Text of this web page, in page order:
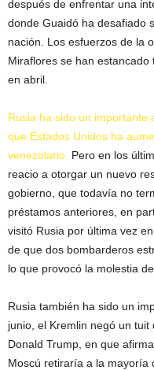
después de enfrentar una
donde Guaidó ha desafiado
nación. Los esfuerzos de la
Miraflores se han
en abril.
Rusia ha sido un importante
que Estados Unidos ha
venezolano. Pero en los
reacio a otorgar un nuevo
gobierno, que todavía no
préstamos anteriores, en
visitó Rusia por última vez
de que dos bombarderos
lo que provocó la molestia de
Rusia también ha sido un
junio, el Kremlin negó un tuit
Donald Trump, en que
Moscú retiraría a la mayoría